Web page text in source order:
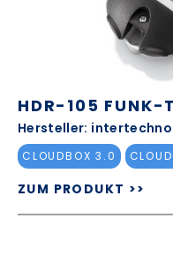
HDR-105 FUNK-
Hersteller: intertechno
CLOUDBOX 3.0
ZUM PRODUKT >>